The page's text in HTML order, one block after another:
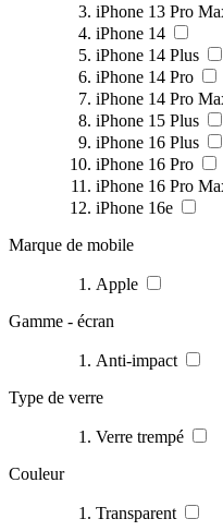
iPhone 13 Pro
iPhone 14
iPhone 14 Plus
iPhone 14 Pro
iPhone 14 Pro
iPhone 15 Plus
iPhone 16 Plus
iPhone 16 Pro
iPhone 16 Pro
iPhone 16e
Marque de mobile
Apple
Gamme - écran
Anti-impact
Type de verre
Verre trempé
Couleur
Transparent